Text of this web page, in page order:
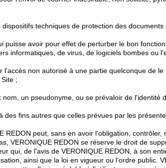
techniques de protection des
puisse avoir pour effet de perturber le bon
informatiques, de virus, de logiciels bombes ou
l'accès non autorisé à une partie quelconque de
;
nom, un pseudonyme, ou se prévaloir de l'identité
des fins autres que celles prévues par les
REDON peut, sans en avoir l'obligation, contrôler,
VERONIQUE REDON se réserve le droit de
qui, de l'avis de VERONIQUE REDON, à son
ainsi que la loi en vigueur ou l’ordre public.